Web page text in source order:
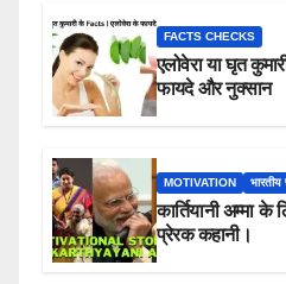
FACTS CHECKS
एलोवेरा या घृत
फायदे और नुक्सान
MOTIVATION भारतीय
कार्तियानी अम्मा
प्रेरक कहानी।